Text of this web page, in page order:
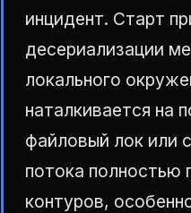
инцидент. Старт
десериализации
локального
наталкивается на
файловый лок или
потока полностью
контуров,